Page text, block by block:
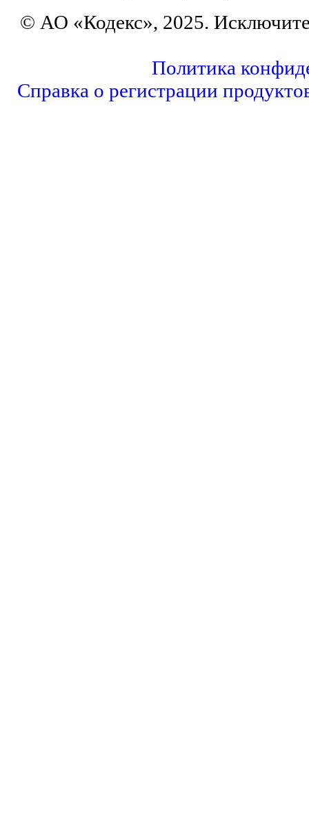
© АО «Кодекс», 2025.
Политика
Справка о регистрации